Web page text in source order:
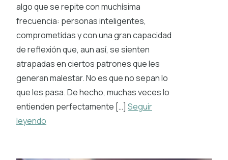
algo que se repite con muchísima
frecuencia: personas inteligentes,
comprometidas y con una gran capacidad
de reflexión que, aun así, se sienten
atrapadas en ciertos patrones que les
generan malestar. No es que no sepan lo
que les pasa. De hecho, muchas veces lo
entienden perfectamente […] Seguir
leyendo